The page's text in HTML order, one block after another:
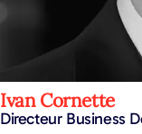
Ivan Cornette
Directeur Business